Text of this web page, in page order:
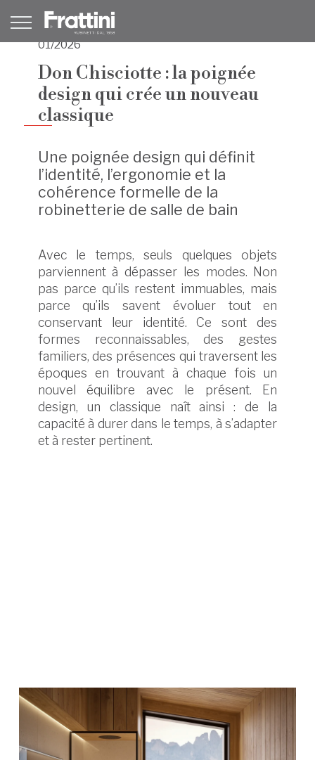
01/2026
Don Chisciotte : la poignée
design qui crée un nouveau
classique
Une poignée design qui définit
l’identité, l’ergonomie et la
cohérence formelle de la
robinetterie de salle de bain
Avec le temps, seuls quelques objets
parviennent à dépasser les modes. Non
pas parce qu’ils restent immuables, mais
parce qu’ils savent évoluer tout en
conservant leur identité. Ce sont des
formes reconnaissables, des gestes
familiers, des présences qui traversent les
époques en trouvant à chaque fois un
nouvel équilibre avec le présent. En
design, un classique naît ainsi : de la
capacité à durer dans le temps, à s’adapter
et à rester pertinent.